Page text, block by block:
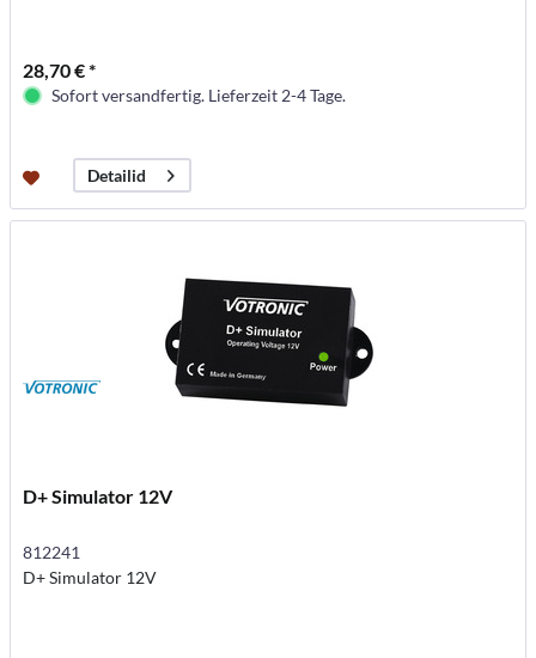
28,70 € *
Sofort versandfertig. Lieferzeit 2-4 Tage.
Detailid
D+ Simulator 12V
812241
D+ Simulator 12V